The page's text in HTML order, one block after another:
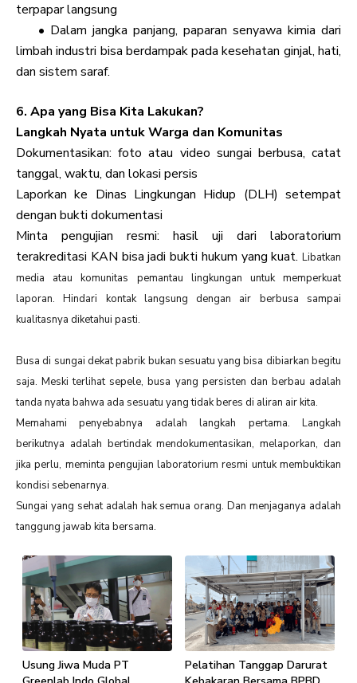
terpapar langsung
• Dalam jangka panjang, paparan senyawa kimia dari
limbah industri bisa berdampak pada kesehatan ginjal, hati,
dan sistem saraf.
6. Apa yang Bisa Kita Lakukan?
Langkah Nyata untuk Warga dan Komunitas
Dokumentasikan: foto atau video sungai berbusa, catat
tanggal, waktu, dan lokasi persis
Laporkan ke Dinas Lingkungan Hidup (DLH) setempat
dengan bukti dokumentasi
Minta pengujian resmi: hasil uji dari laboratorium
terakreditasi KAN bisa jadi bukti hukum yang kuat. Libatkan
media atau komunitas pemantau lingkungan untuk memperkuat
laporan. Hindari kontak langsung dengan air berbusa sampai
kualitasnya diketahui pasti.
Busa di sungai dekat pabrik bukan sesuatu yang bisa dibiarkan begitu
saja. Meski terlihat sepele, busa yang persisten dan berbau adalah
tanda nyata bahwa ada sesuatu yang tidak beres di aliran air kita.
Memahami penyebabnya adalah langkah pertama. Langkah
berikutnya adalah bertindak mendokumentasikan, melaporkan, dan
jika perlu, meminta pengujian laboratorium resmi untuk membuktikan
kondisi sebenarnya.
Sungai yang sehat adalah hak semua orang. Dan menjaganya adalah
tanggung jawab kita bersama.
Usung Jiwa Muda PT
Pelatihan Tanggap Darurat